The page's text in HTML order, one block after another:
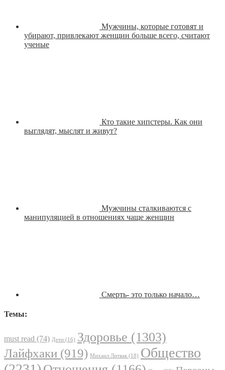
Мужчины, которые готовят и
убирают, привлекают женщин больше всего, считают
ученые
Кто такие хипстеры. Как они
выглядят, мыслят и живут?
Мужчины сталкиваются с
манипуляцией в отношениях чаще женщин
Смерть- это только начало…
Темы:
must read (74) Дети (16) Здоровье (1303)
Лайфхаки (919) Михаил Литвак (18) Общество